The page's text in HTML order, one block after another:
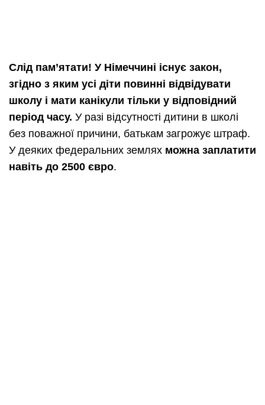
Слід пам’ятати! У Німеччині існує закон,
згідно з яким усі діти повинні відвідувати
школу і мати канікули тільки у відповідний
період часу. У разі відсутності дитини в школі
без поважної причини, батькам загрожує штраф.
У деяких федеральних землях можна заплатити
навіть до 2500 євро.